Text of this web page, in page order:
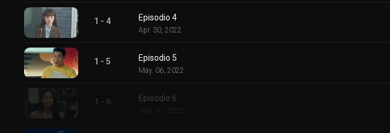
1 - 4 Episodio 4
Apr. 30, 2022
1 - 5 Episodio 5
May. 06, 2022
1 - 6 Episodio 6
May. 07, 2022